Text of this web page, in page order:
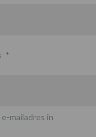
*
mailadres in